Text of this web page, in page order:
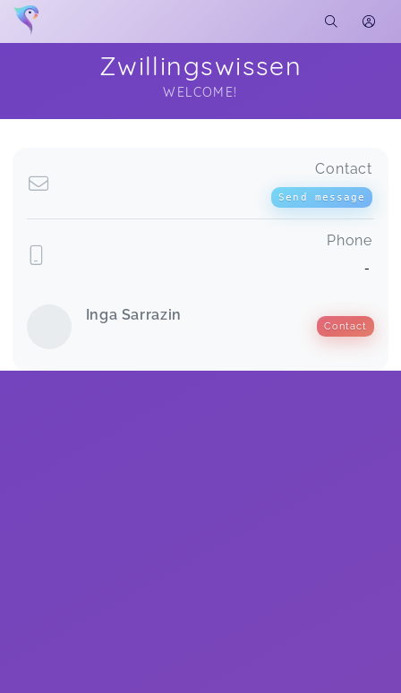
Zwillingswissen
WELCOME!
Contact
Send message
Phone
-
Inga Sarrazin
Contact